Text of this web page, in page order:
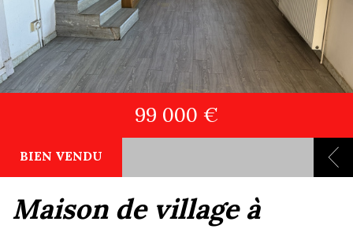
BIEN VENDU
99 000 €
maison de village à